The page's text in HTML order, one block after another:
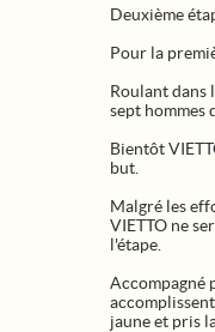
Deuxième
Pour la
Roulant dans
sept hommes
Bientôt
but.
Malgré les
VIETTO ne
l'étape.
Accompagné
jaune et pris